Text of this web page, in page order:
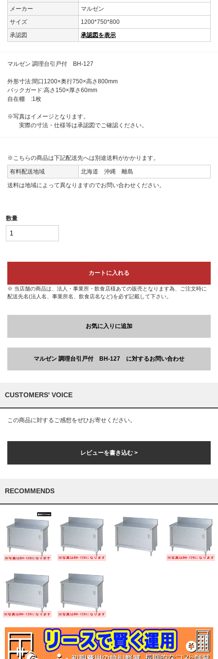
メーカー
マルゼン
サイズ
1200*750*800
承認図
承認図を表示
マルゼン 調理台引戸付 BH-127
外形寸法:間口1200×奥行750×高さ800mm
バックガード:高さ150×厚さ60mm
自在棚 :1枚
※写真はイメージとなります。
実際の寸法・仕様等は承認図でご確認ください。
※こちらの商品は下記配送先へは別途送料がかかります。
有料配送地域
北海道 沖縄 離島
送料は地域によって異なりますのでお問い合わせください。
数量
カートに入れる
※ 当店舗の商品は、法人・事業所・飲食店様あての販売となります為、ご注文時に
配送先名(法人名、事業所名、飲食店名など)を必ず記載して下さい。
お気に入りに追加
マルゼン 調理台引戸付 BH-127 に対するお問い合わせ
CUSTOMERS' VOICE
この商品に対するご感想をぜひお寄せください。
レビューを書き込む >
RECOMMENDS